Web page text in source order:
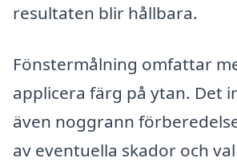
resultaten blir hållbara.
Fönstermålning omfattar
applicera färg på ytan. Det
även noggrann
av eventuella skador och